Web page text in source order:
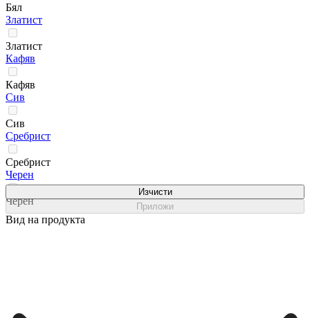
Бял
Златист
Златист
Кафяв
Кафяв
Сив
Сив
Сребрист
Сребрист
Черен
Черен
Изчисти
Приложи
Вид на продукта